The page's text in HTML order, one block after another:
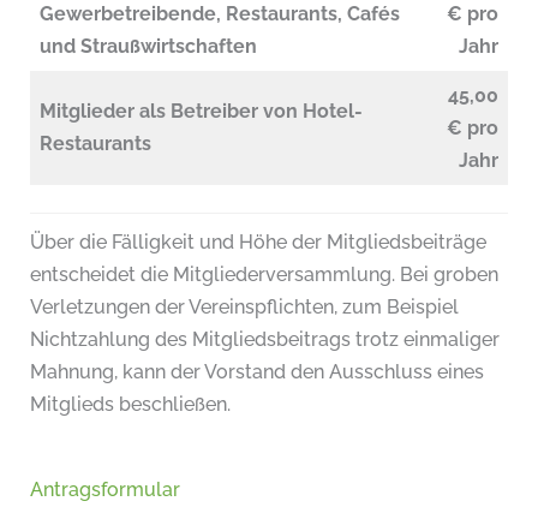
Gewerbetreibende, Restaurants, Cafés
und Straußwirtschaften
€ pro
Jahr
Mitglieder als Betreiber von Hotel-
Restaurants
45,00
€ pro
Jahr
Über die Fälligkeit und Höhe der Mitgliedsbeiträge
entscheidet die Mitgliederversammlung. Bei groben
Verletzungen der Vereinspflichten, zum Beispiel
Nichtzahlung des Mitgliedsbeitrags trotz einmaliger
Mahnung, kann der Vorstand den Ausschluss eines
Mitglieds beschließen.
Antragsformular